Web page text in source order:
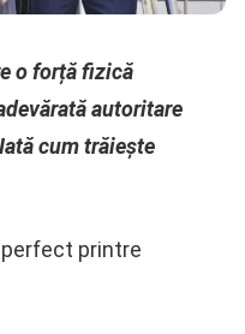
o forță fizică
autoritare
cum trăiește
printre